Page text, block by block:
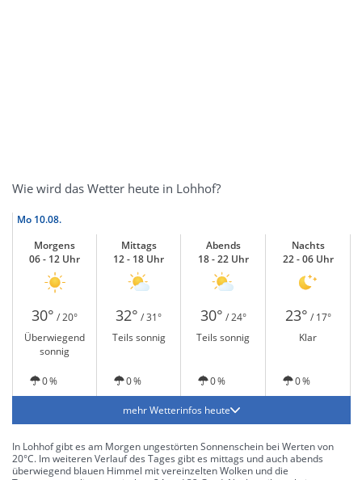
Wie wird das Wetter heute in Lohhof?
Mo 10.08.
Morgens
06 - 12 Uhr
Mittags
12 - 18 Uhr
Abends
18 - 22 Uhr
Nachts
22 - 06 Uhr
30° / 20° 32° / 31° 30° / 24° 23° / 17°
Überwiegend
sonnig
Teils sonnig Teils sonnig Klar
0 % 0 % 0 % 0 %
mehr Wetterinfos heute
In Lohhof gibt es am Morgen ungestörten Sonnenschein bei Werten von
20°C. Im weiteren Verlauf des Tages gibt es mittags und auch abends
überwiegend blauen Himmel mit vereinzelten Wolken und die